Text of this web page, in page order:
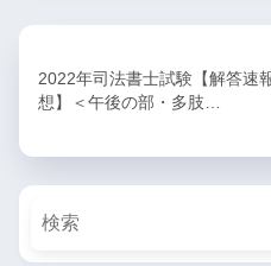
2022年司法書士試験【解答速
想】＜午後の部・多肢…